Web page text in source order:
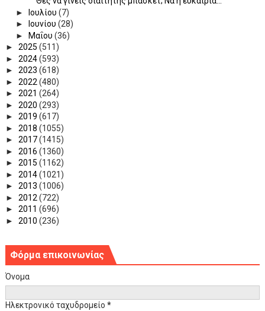
►
Ιουλίου (7)
►
Ιουνίου (28)
►
Μαΐου (36)
► 2025 (511)
► 2024(593)
► 2023 (618)
► 2022 (480)
► 2021 (264)
► 2020 (293)
► 2019 (617)
► 2018 (1055)
► 2017(1415)
► 2016 (1360)
► 2015 (1162)
► 2014(1021)
► 2013 (1006)
► 2012 (722)
► 2011 (696)
► 2010 (236)
Φόρμα επικοινωνίας
Όνομα
Ηλεκτρονικό ταχυδρομείο *